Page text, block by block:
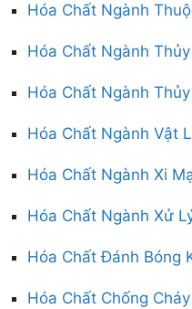
Hóa Chất Ngành
Hóa Chất Ngành
Hóa Chất Ngành
Hóa Chất Ngành Vật
Hóa Chất Ngành Xi
Hóa Chất Ngành Xử
Hóa Chất Đánh Bóng
Hóa Chất Chống Cháy